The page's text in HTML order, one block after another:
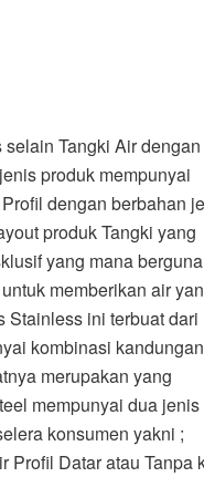
Tangki Air dengan
produk mempunyai
dengan berbahan
produk Tangki yang
yang mana berguna
memberikan air
Stainless ini terbuat dari
kombinasi kandungan
merupakan yang
mempunyai dua jenis
konsumen yakni ;
Profil Datar atau Tanpa